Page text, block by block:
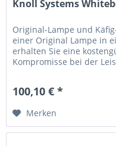
Knoll Systems
Original-Lampe und
einer Original Lampe in
erhalten Sie eine
Kompromisse bei der
100,10 € *
Merken